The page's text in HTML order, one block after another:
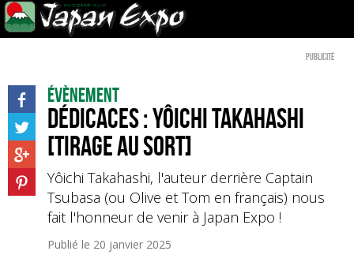
Publicité
Évènement
Dédicaces : Yôichi Takahashi
[Tirage au sort]
Yôichi Takahashi, l'auteur derrière Captain
Tsubasa (ou Olive et Tom en français) nous
fait l'honneur de venir à Japan Expo !
Publié le 20 janvier 2025